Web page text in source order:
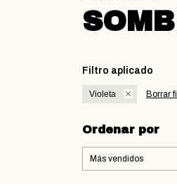
Filtro aplicado
Violeta Borrar
Ordenar por